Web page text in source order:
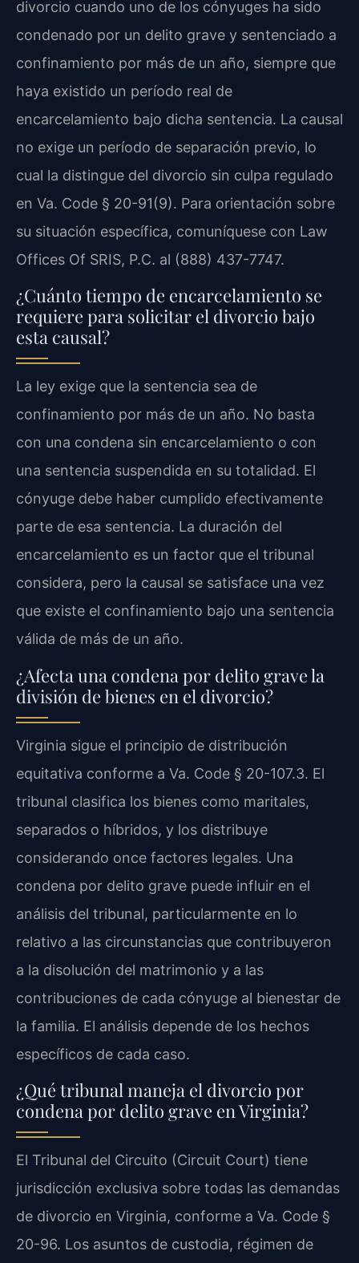
divorcio cuando uno de los cónyuges ha sido
condenado por un delito grave y sentenciado a
confinamiento por más de un año, siempre que
haya existido un período real de
encarcelamiento bajo dicha sentencia. La causal
no exige un período de separación previo, lo
cual la distingue del divorcio sin culpa regulado
en Va. Code § 20-91(9). Para orientación sobre
su situación específica, comuníquese con Law
Offices Of SRIS, P.C. al (888) 437-7747.
¿Cuánto tiempo de encarcelamiento se
requiere para solicitar el divorcio bajo
esta causal?
La ley exige que la sentencia sea de
confinamiento por más de un año. No basta
con una condena sin encarcelamiento o con
una sentencia suspendida en su totalidad. El
cónyuge debe haber cumplido efectivamente
parte de esa sentencia. La duración del
encarcelamiento es un factor que el tribunal
considera, pero la causal se satisface una vez
que existe el confinamiento bajo una sentencia
válida de más de un año.
¿Afecta una condena por delito grave la
división de bienes en el divorcio?
Virginia sigue el principio de distribución
equitativa conforme a Va. Code § 20-107.3. El
tribunal clasifica los bienes como maritales,
separados o híbridos, y los distribuye
considerando once factores legales. Una
condena por delito grave puede influir en el
análisis del tribunal, particularmente en lo
relativo a las circunstancias que contribuyeron
a la disolución del matrimonio y a las
contribuciones de cada cónyuge al bienestar de
la familia. El análisis depende de los hechos
específicos de cada caso.
¿Qué tribunal maneja el divorcio por
condena por delito grave en Virginia?
El Tribunal del Circuito (Circuit Court) tiene
jurisdicción exclusiva sobre todas las demandas
de divorcio en Virginia, conforme a Va. Code §
20-96. Los asuntos de custodia, régimen de